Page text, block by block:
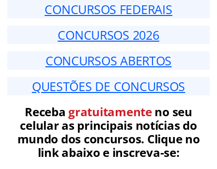
CONCURSOS FEDERAIS
CONCURSOS 2026
CONCURSOS ABERTOS
QUESTÕES DE CONCURSOS
Receba gratuitamenteno seu
celular as principais notícias do
mundo dos concursos. Clique no
link abaixo e inscreva-se: